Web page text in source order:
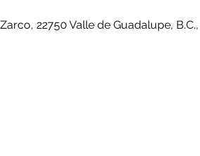
22750 Valle de Guadalupe, B.C.,